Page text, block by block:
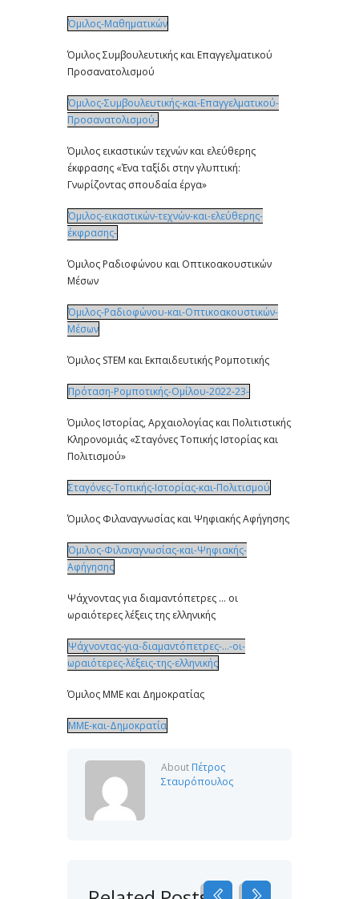
Όμιλος-Μαθηματικών
Όμιλος Συμβουλευτικής και Επαγγελματικού
Προσανατολισμού
Όμιλος-Συμβουλευτικής-και-Επαγγελματικού-
Προσανατολισμού-
Όμιλος εικαστικών τεχνών και ελεύθερης
έκφρασης «Ένα ταξίδι στην γλυπτική:
Γνωρίζοντας σπουδαία έργα»
Όμιλος-εικαστικών-τεχνών-και-ελεύθερης-
έκφρασης-
Όμιλος Ραδιοφώνου και Οπτικοακουστικών
Μέσων
Όμιλος-Ραδιοφώνου-και-Οπτικοακουστικών-
Μέσων
Όμιλος STEM και Εκπαιδευτικής Ρομποτικής
Πρόταση-Ρομποτικής-Ομίλου-2022-23-
Όμιλος Ιστορίας, Αρχαιολογίας και Πολιτιστικής
Κληρονομιάς «Σταγόνες Τοπικής Ιστορίας και
Πολιτισμού»
Σταγόνες-Τοπικής-Ιστορίας-και-Πολιτισμού
Όμιλος Φιλαναγνωσίας και Ψηφιακής Αφήγησης
Όμιλος-Φιλαναγνωσίας-και-Ψηφιακής-
Αφήγησης
Ψάχνοντας για διαμαντόπετρες … οι
ωραιότερες λέξεις της ελληνικής
Ψάχνοντας-για-διαμαντόπετρες-…-οι-
ωραιότερες-λέξεις-της-ελληνικής
Όμιλος ΜΜΕ και Δημοκρατίας
ΜΜΕ-και-Δημοκρατία
About Πέτρος
Σταυρόπουλος